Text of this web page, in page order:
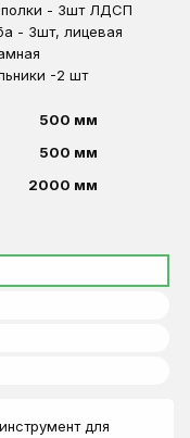
полки - 3шт ЛДСП
- 3шт, лицевая
-2 шт
500 мм
500 мм
2000 мм
для